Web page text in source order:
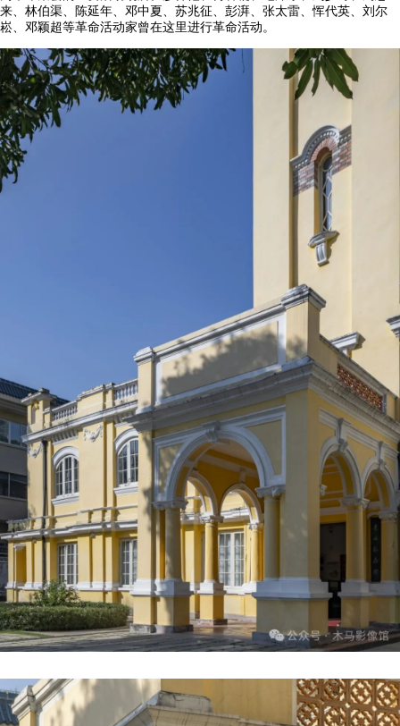
来、林伯渠、陈延年、邓中夏、苏兆征、彭湃、张太雷、恽代英、刘尔
崧、邓颖超等革命活动家曾在这里进行革命活动。